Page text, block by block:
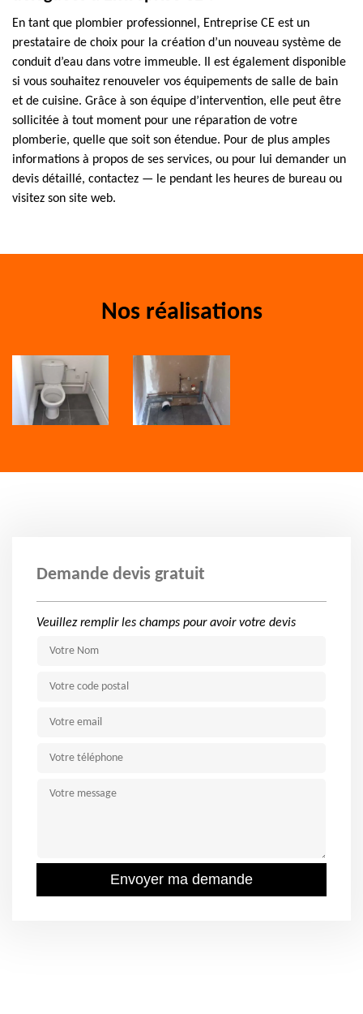
En tant que plombier professionnel, Entreprise CE est un
prestataire de choix pour la création d’un nouveau système de
conduit d’eau dans votre immeuble. Il est également disponible
si vous souhaitez renouveler vos équipements de salle de bain
et de cuisine. Grâce à son équipe d’intervention, elle peut être
sollicitée à tout moment pour une réparation de votre
plomberie, quelle que soit son étendue. Pour de plus amples
informations à propos de ses services, ou pour lui demander un
devis détaillé, contactez — le pendant les heures de bureau ou
visitez son site web.
Nos réalisations
Demande devis gratuit
Veuillez remplir les champs pour avoir votre devis